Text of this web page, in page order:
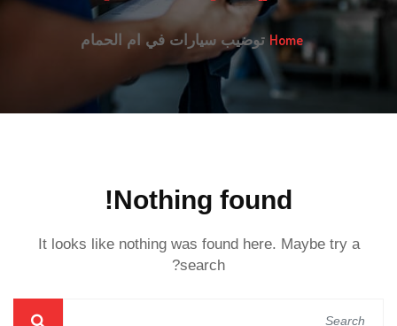
Home توضيب سيارات في ام الحمام
Nothing found!
It looks like nothing was found here. Maybe try a
search?